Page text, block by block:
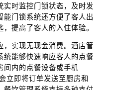
实时监控门锁状态，及时发
能门锁系统还方便了客人出
提高了客人的入住体验。
，实现无现金消费。酒店管
统能够快速响应客人的点餐
间内的点餐设备或手机
立即将订单发送至厨房和